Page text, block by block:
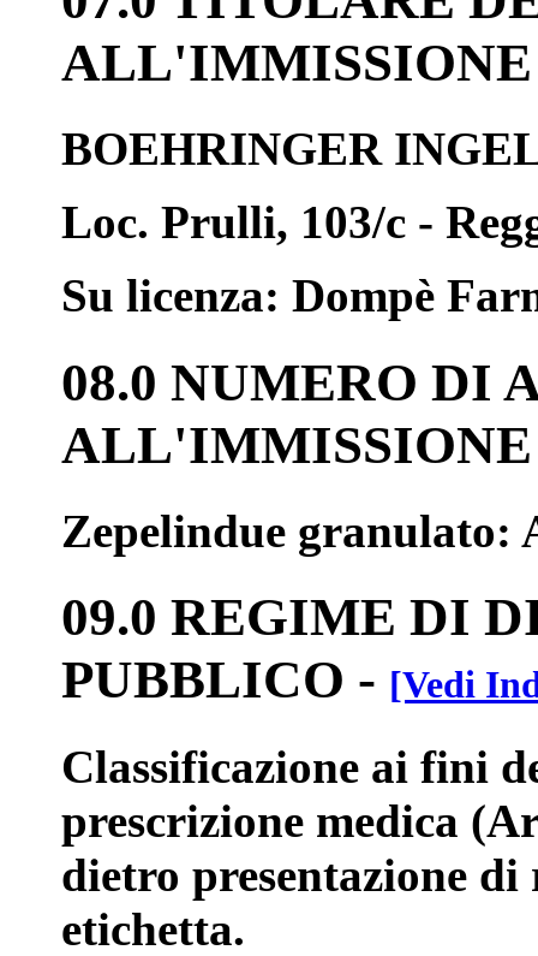
BOEHRINGER
Loc. Prulli, 103/c -
Su licenza: Dompè
08.0 NUMERO DI
Zepelindue granulato:
09.0 REGIME DI
PUBBLICO - [Vedi
Classificazione ai fini
prescrizione medica
dietro presentazione
etichetta.